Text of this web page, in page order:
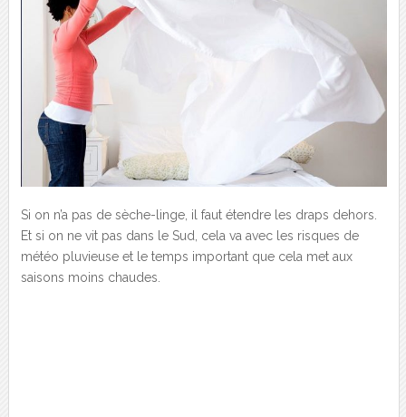
Si on n’a pas de sèche-linge, il faut étendre les draps dehors.
Et si on ne vit pas dans le Sud, cela va avec les risques de
météo pluvieuse et le temps important que cela met aux
saisons moins chaudes.